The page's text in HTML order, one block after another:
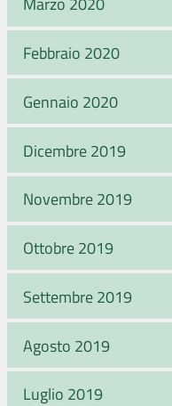
Febbraio 2020
Gennaio 2020
Dicembre 2019
Novembre 2019
Ottobre 2019
Settembre 2019
Agosto 2019
Luglio 2019